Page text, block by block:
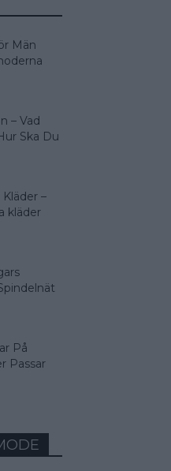
Män
– Vad
Ska Du
–
kläder
På
Passar